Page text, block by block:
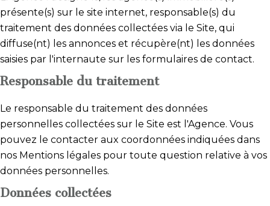
présente(s) sur le site internet, responsable(s) du
traitement des données collectées via le Site, qui
diffuse(nt) les annonces et récupère(nt) les données
saisies par l'internaute sur les formulaires de contact.
Responsable du traitement
Le responsable du traitement des données
personnelles collectées sur le Site est l'Agence. Vous
pouvez le contacter aux coordonnées indiquées dans
nos Mentions légales pour toute question relative à vos
données personnelles.
Données collectées